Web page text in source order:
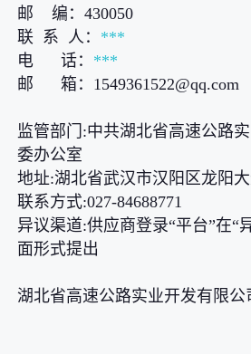
邮 编：430050
联 系 人： ***
电 话： ***
邮 箱：1549361522@qq.com
监管部门:中共湖北省高速公路
委办公室
地址:湖北省武汉市汉阳区龙阳
联系方式:027-84688771
异议渠道:供应商登录“平台”在“
面形式提出
湖北省高速公路实业开发有限公
2025年 8